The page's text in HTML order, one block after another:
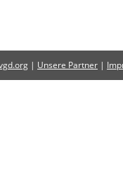
| Unsere Partner |